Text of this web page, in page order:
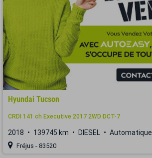
Hyundai Tucson
CRDI 141 ch Executive 2017 2WD DCT-7
2018 139745 km DIESEL Automatique
Fréjus - 83520